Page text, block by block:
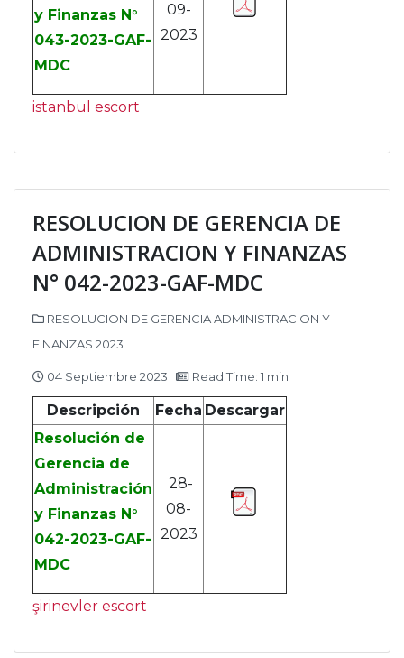
y Finanzas N°
043-2023-GAF-
MDC
09-
2023
istanbul escort
RESOLUCION DE GERENCIA DE
ADMINISTRACION Y FINANZAS
N° 042-2023-GAF-MDC
RESOLUCION DE GERENCIA ADMINISTRACION Y
FINANZAS 2023
04 Septiembre 2023 Read Time: 1 min
Descripción Fecha Descargar
Resolución de
Gerencia de
Administración
y Finanzas N°
042-2023-GAF-
MDC
28-
08-
2023
şirinevler escort